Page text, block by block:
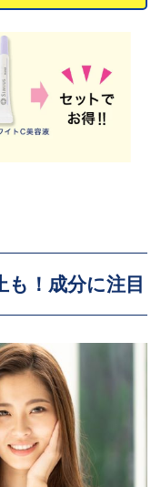
！成分に注目